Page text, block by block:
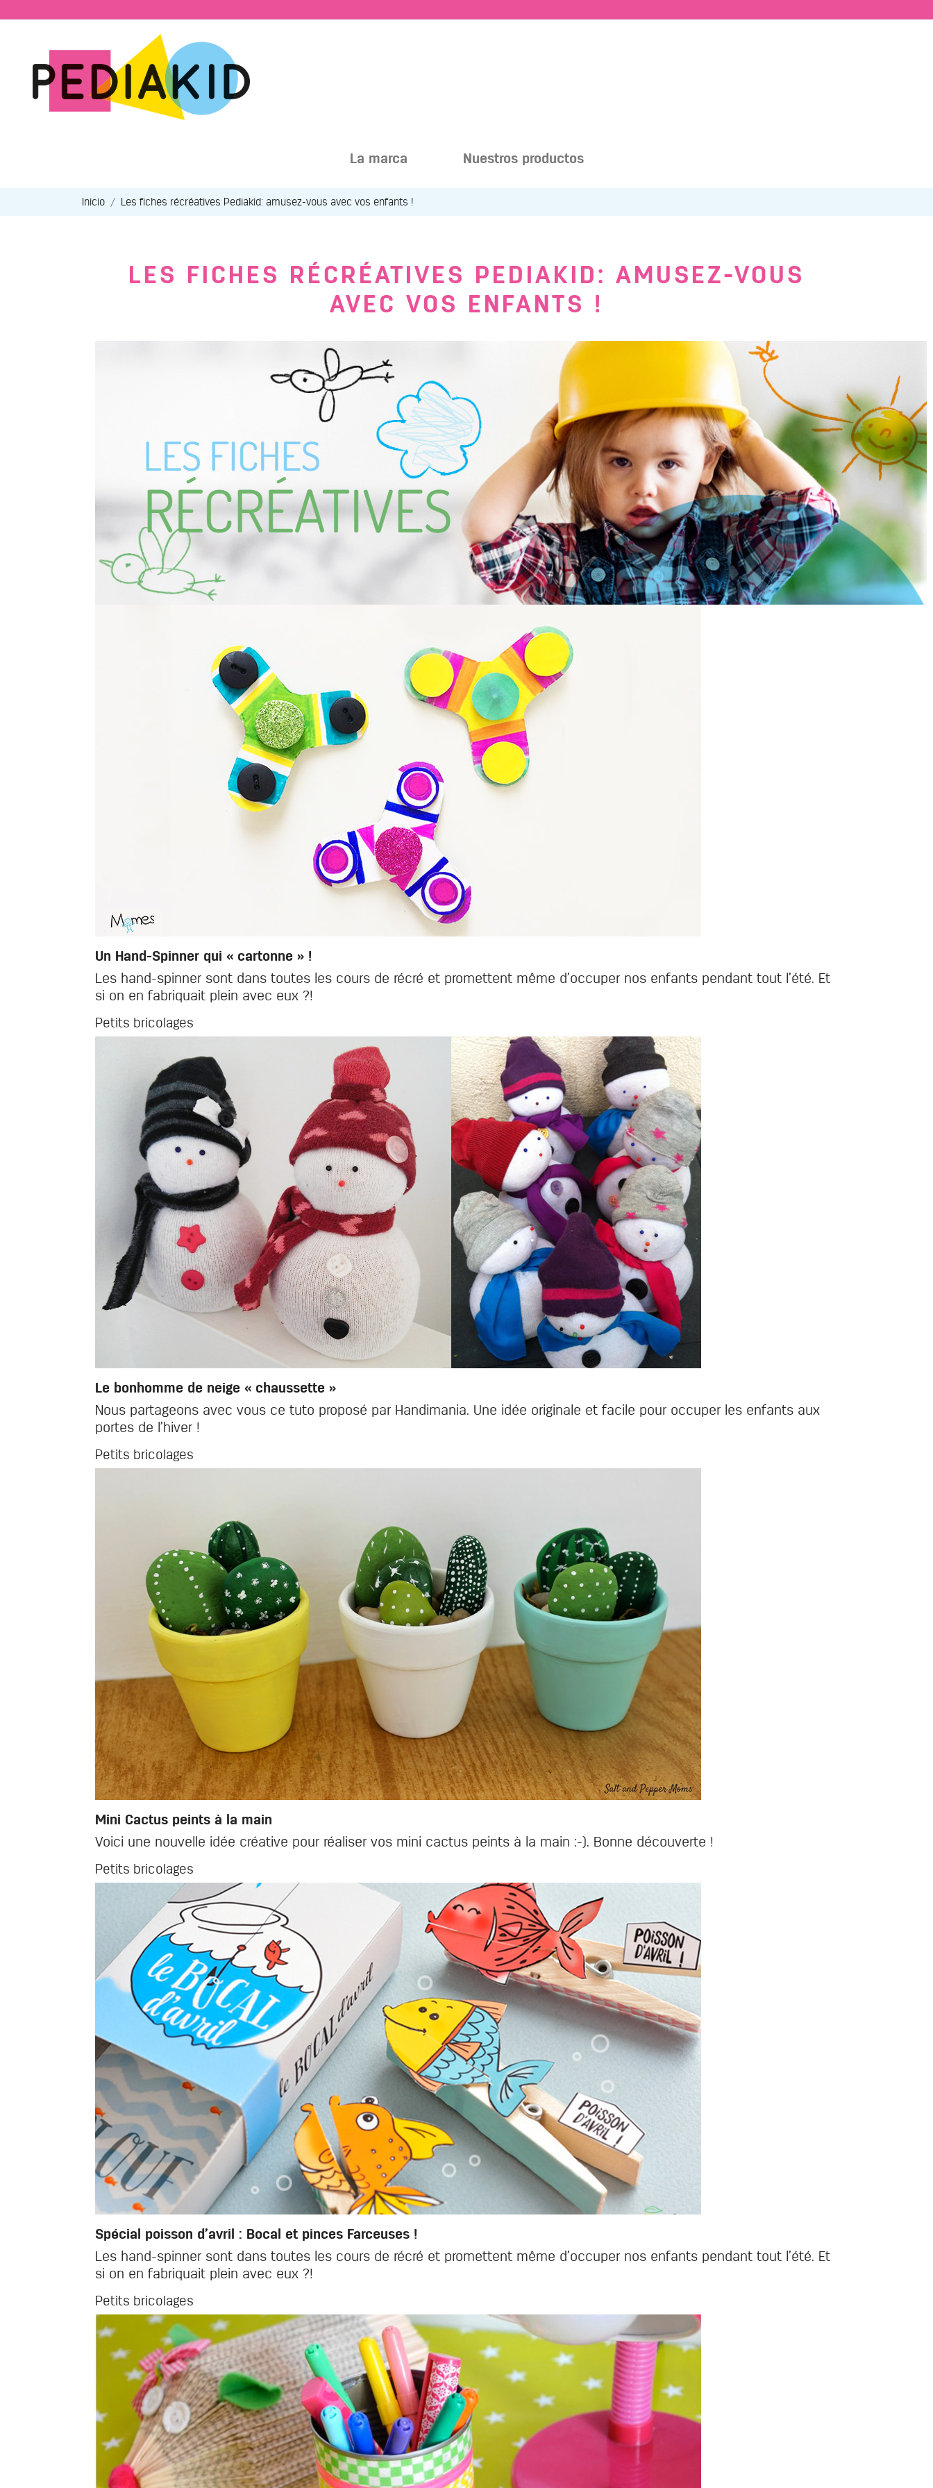
La marca Nuestros productos
Inicio Les fiches récréatives Pediakid: amusez-vous avec vos enfants !
LES FICHES RÉCRÉATIVES PEDIAKID: AMUSEZ-VOUS
AVEC VOS ENFANTS !
Un Hand-Spinner qui « cartonne » !
Les hand-spinner sont dans toutes les cours de récré et promettent même d’occuper nos enfants pendant tout l’été. Et
si on en fabriquait plein avec eux ?!
Petits bricolages
Le bonhomme de neige « chaussette »
Nous partageons avec vous ce tuto proposé par Handimania. Une idée originale et facile pour occuper les enfants aux
portes de l’hiver !
Petits bricolages
Mini Cactus peints à la main
Voici une nouvelle idée créative pour réaliser vos mini cactus peints à la main :-). Bonne découverte !
Petits bricolages
Spécial poisson d’avril : Bocal et pinces Farceuses !
Les hand-spinner sont dans toutes les cours de récré et promettent même d’occuper nos enfants pendant tout l’été. Et
si on en fabriquait plein avec eux ?!
Petits bricolages